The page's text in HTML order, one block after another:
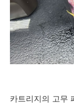
카트리지의 고무